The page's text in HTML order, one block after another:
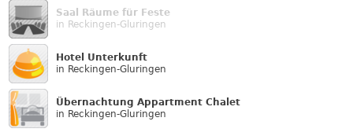
Saal Räume für Feste
in Reckingen-Gluringen
Hotel Unterkunft
in Reckingen-Gluringen
Übernachtung Appartment Chalet
in Reckingen-Gluringen